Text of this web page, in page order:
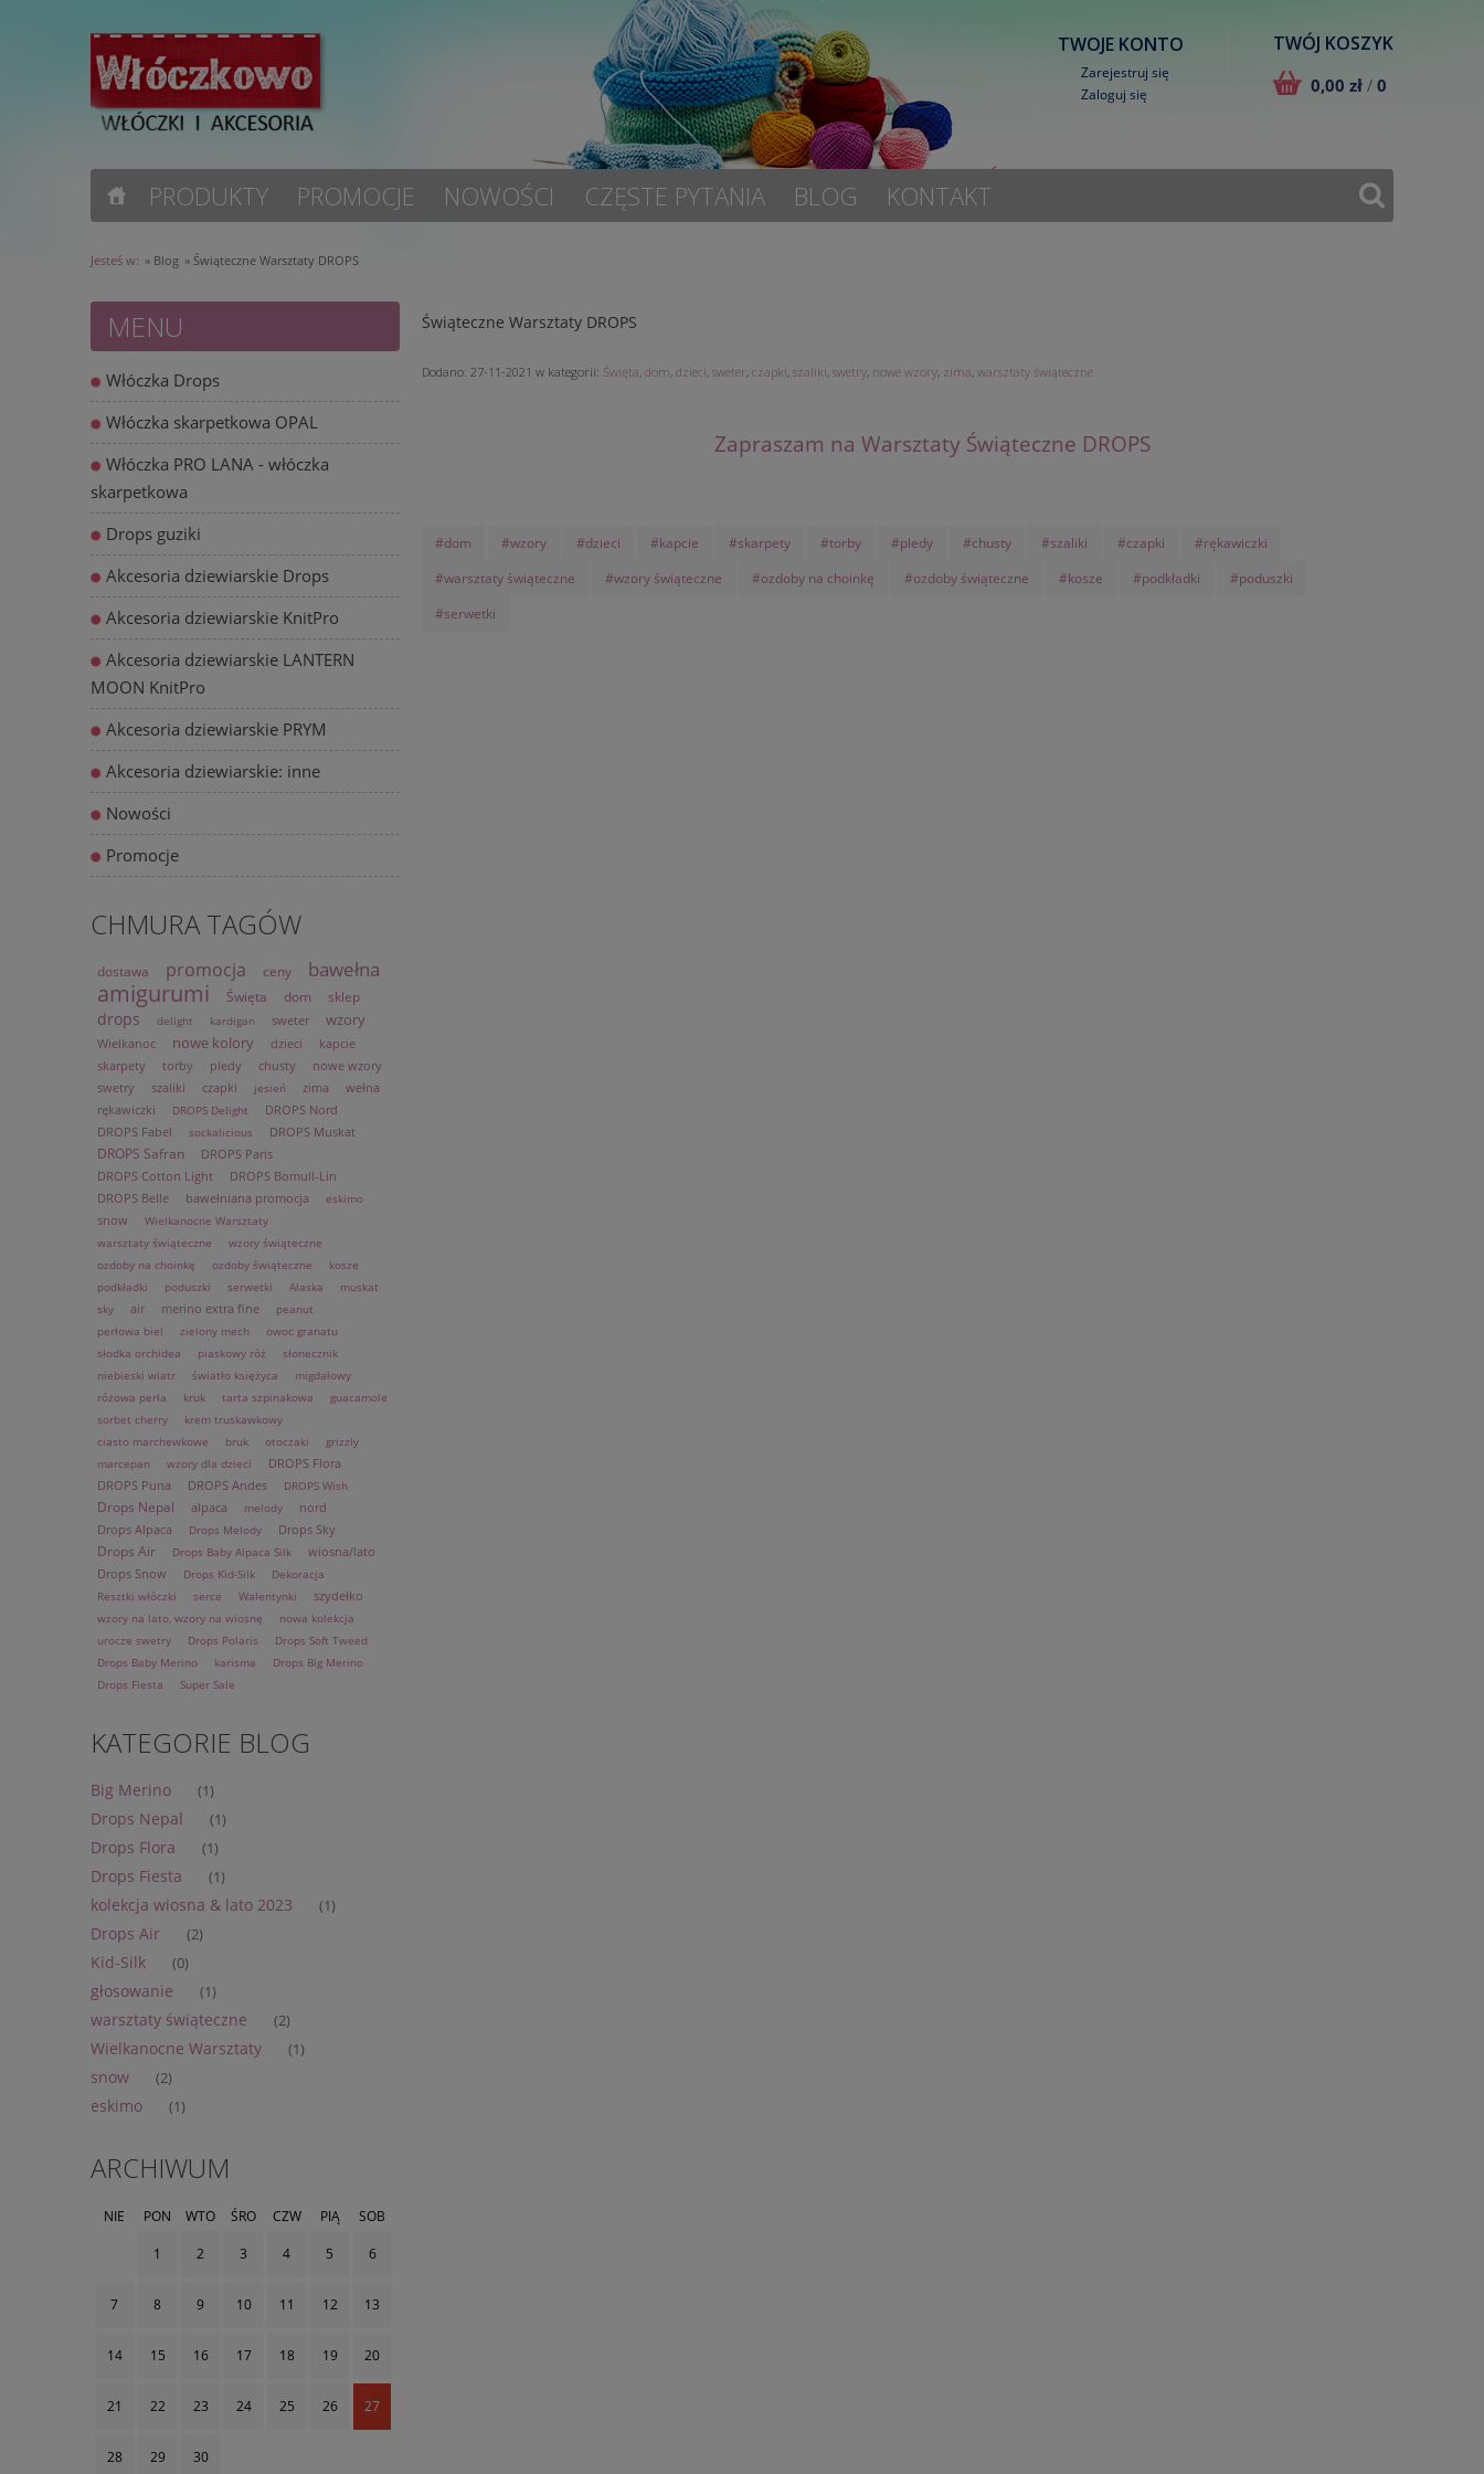
TWÓJ KOSZYK
0,00 zł / 0
TWOJE KONTO
Zarejestruj się
Zaloguj się
PRODUKTY PROMOCJE NOWOŚCI CZĘSTE PYTANIA BLOG KONTAKT
Jesteś w: » Blog » Świąteczne Warsztaty DROPS
MENU
Włóczka Drops
Włóczka skarpetkowa OPAL
Włóczka PRO LANA - włóczka
skarpetkowa
Drops guziki
Akcesoria dziewiarskie Drops
Akcesoria dziewiarskie KnitPro
Akcesoria dziewiarskie LANTERN
MOON KnitPro
Akcesoria dziewiarskie PRYM
Akcesoria dziewiarskie: inne
Nowości
Promocje
CHMURA TAGÓW
dostawa promocja ceny bawełna
amigurumi Święta dom sklep
drops delight kardigan sweter wzory
Wielkanoc nowe kolory dzieci
kapcie
skarpety
torby pledy chusty
nowe wzory
swetry
szaliki czapki jesień zima
wełna
rękawiczki
DROPS Delight
DROPS Nord
DROPS Fabel
sockalicious DROPS Muskat
DROPS Safran
DROPS Paris
DROPS Cotton Light
DROPS Bomull-Lin
DROPS Belle
bawełniana promocja eskimo
snow
Wielkanocne Warsztaty
warsztaty świąteczne
wzory świąteczne
ozdoby na choinkę
ozdoby świąteczne
kosze
podkładki
poduszki serwetki Alaska
muskat
sky
air merino extra fine
peanut
perłowa biel
zielony mech
owoc granatu
słodka orchidea
piaskowy róż
słonecznik
niebieski wiatr
światło księżyca
migdałowy
różowa perła
kruk tarta szpinakowa
guacamole
sorbet cherry
krem truskawkowy
ciasto marchewkowe
bruk otoczaki
grizzly
marcepan
wzory dla dzieci
DROPS Flora
DROPS Puna
DROPS Andes DROPS Wish
Drops Nepal alpaca melody
nord
Drops Alpaca
Drops Melody Drops Sky
Drops Air Drops Baby Alpaca Silk
wiosna/lato
Drops Snow
Drops Kid-Silk
Dekoracja
Resztki włóczki
serce Walentynki szydełko
wzory na lato, wzory na wiosnę
nowa kolekcja
urocze swetry
Drops Polaris
Drops Soft Tweed
Drops Baby Merino
karisma
Drops Big Merino
Drops Fiesta
Super Sale
KATEGORIE BLOG
Big Merino (1)
Drops Nepal (1)
Drops Flora (1)
Drops Fiesta (1)
kolekcja wiosna & lato 2023 (1)
Drops Air (2)
Kid-Silk (0)
głosowanie (1)
warsztaty świąteczne (2)
Wielkanocne Warsztaty (1)
snow (2)
eskimo (1)
ARCHIWUM
NIE PON WTO ŚRO CZW PIĄ
SOB
1
2 3 4 5 6
7 8 9 10 11 12 13
14 15 16 17 18 19 20
21 22 23 24 25 26 27
28 29 30
Świąteczne Warsztaty DROPS
Dodano: 27-11-2021 w kategorii: Święta, dom, dzieci, sweter, czapki, szaliki, swetry, nowe wzory, zima, warsztaty świąteczne
Zapraszam na Warsztaty Świąteczne DROPS
#dom #wzory #dzieci #kapcie #skarpety #torby #pledy #chusty #szaliki #czapki
#rękawiczki
#warsztaty świąteczne
#wzory świąteczne #ozdoby na choinkę #ozdoby świąteczne #kosze #podkładki
#poduszki
#serwetki